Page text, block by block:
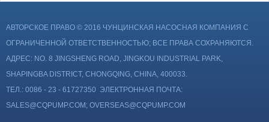
АВТОРСКОЕ ПРАВО © 2016 ЧУНЦИНСКАЯ НАСОСНАЯ КОМПАНИЯ С
ОГРАНИЧЕННОЙ ОТВЕТСТВЕННОСТЬЮ; ВСЕ ПРАВА СОХРАНЯЮТСЯ.
АДРЕС: NO. 8 JINGSHENG ROAD, JINGKOU INDUSTRIAL PARK,
SHAPINGBA DISTRICT, CHONGQING, CHINA, 400033.
ТЕЛ.: 0086 - 23 - 61727350 ЭЛЕКТРОННАЯ ПОЧТА:
SALES@CQPUMP.COM; OVERSEAS@CQPUMP.COM